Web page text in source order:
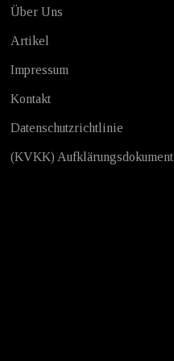
Über Uns
Artikel
Impressum
Kontakt
Datenschutzrichtlinie
(KVKK) Aufklärungsdokument